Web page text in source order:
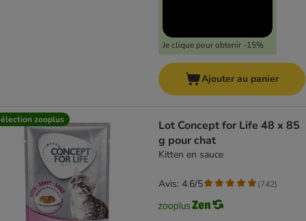
Je clique pour obtenir -15%
Ajouter au panier
zooplus
Lot Concept for Life 48 x 85
g pour chat
Kitten en sauce
Avis: 4.6/5 (742)